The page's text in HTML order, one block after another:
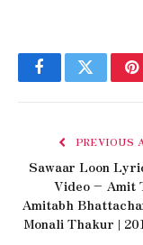
FacebookTwitter
PREVIOUS
Sawaar Loon
Video – Amit
Amitabh
Monali Thakur |